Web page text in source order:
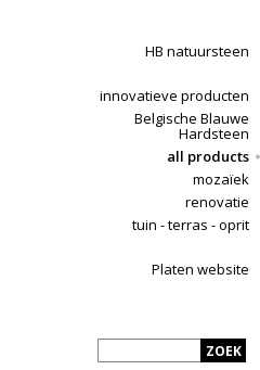
HB natuursteen
innovatieve producten
Belgische Blauwe
Hardsteen
all products
mozaïek
renovatie
tuin - terras - oprit
Platen website